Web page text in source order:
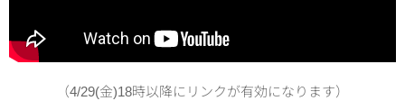
（4/29(金)18時以降にリンクが有効になります）